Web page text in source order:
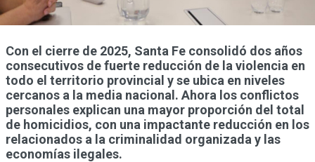
Con el cierre de 2025, Santa Fe consolidó dos años
consecutivos de fuerte reducción de la violencia en
todo el territorio provincial y se ubica en niveles
cercanos a la media nacional. Ahora los conflictos
personales explican una mayor proporción del total
de homicidios, con una impactante reducción en los
relacionados a la criminalidad organizada y las
economías ilegales.